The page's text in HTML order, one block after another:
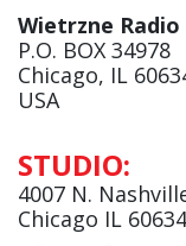
Wietrzne Radio
P.O. BOX 34978
Chicago, IL
USA
STUDIO:
4007 N.
Chicago IL 60634